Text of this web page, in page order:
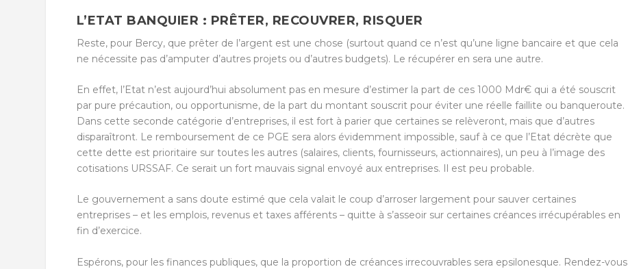
L’ETAT BANQUIER : PRÊTER, RECOUVRER, RISQUER
Reste, pour Bercy, que prêter de l’argent est une chose (surtout quand ce n’est qu’une ligne bancaire et que cela
ne nécessite pas d’amputer d’autres projets ou d’autres budgets). Le récupérer en sera une autre.
En effet, l’Etat n’est aujourd’hui absolument pas en mesure d’estimer la part de ces 1000 Mdr€ qui a été souscrit
par pure précaution, ou opportunisme, de la part du montant souscrit pour éviter une réelle faillite ou banqueroute.
Dans cette seconde catégorie d’entreprises, il est fort à parier que certaines se relèveront, mais que d’autres
disparaîtront. Le remboursement de ce PGE sera alors évidemment impossible, sauf à ce que l’Etat décrète que
cette dette est prioritaire sur toutes les autres (salaires, clients, fournisseurs, actionnaires), un peu à l’image des
cotisations URSSAF. Ce serait un fort mauvais signal envoyé aux entreprises. Il est peu probable.
Le gouvernement a sans doute estimé que cela valait le coup d’arroser largement pour sauver certaines
entreprises – et les emplois, revenus et taxes afférents – quitte à s’asseoir sur certaines créances irrécupérables en
fin d’exercice.
Espérons, pour les finances publiques, que la proportion de créances irrecouvrables sera epsilonesque. Rendez-vous